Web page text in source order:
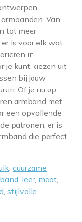
Van
tot meer
is voor elk wat
in
je kunt kiezen uit
bij jouw
Of je nu op
armband met
een opvallende
patronen, er is
die perfect
, duurzame
, leer, maat,
, stijlvolle